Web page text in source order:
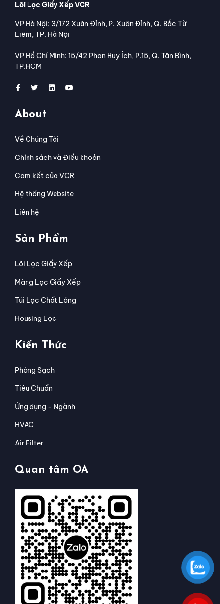
Lõi Lọc Giấy Xếp VCR
VP Hà Nội: 3/172 Xuân Đỉnh, P. Xuân Đỉnh, Q. Bắc Từ
Liêm, TP. Hà Nội
VP Hồ Chí Minh: 15/42 Phan Huy Ích, P.15, Q. Tân Bình,
TP.HCM
About
Về Chúng Tôi
Chính sách và Điều khoản
Cam kết của VCR
Hệ thống Website
Liên hệ
Sản Phẩm
Lõi Lọc Giấy Xếp
Màng Lọc Giấy Xếp
Túi Lọc Chất Lỏng
Housing Lọc
Kiến Thức
Phòng Sạch
Tiêu Chuẩn
Ứng dụng - Ngành
HVAC
Air Filter
Quan tâm OA